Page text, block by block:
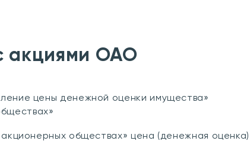
акциями ОАО
цены денежной оценки имущества»
обществах» цена (денежная оценка)